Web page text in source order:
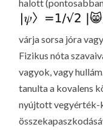
halott
várja sorsa jóra
Fizikus nóta
vagyok, vagy
tanulta a kovalens
nyújtott vegyérték-